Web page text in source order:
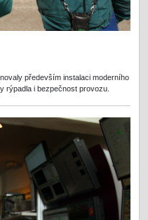
především instalaci moderního
rýpadla i bezpečnost provozu.